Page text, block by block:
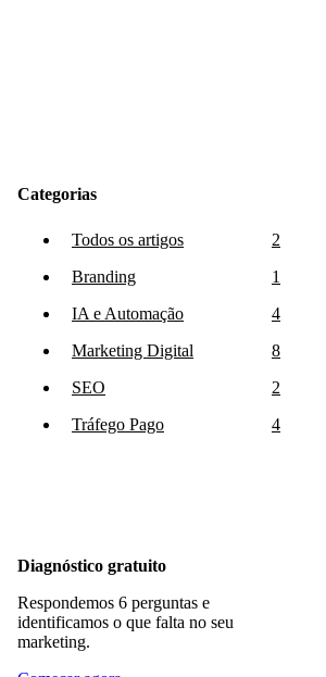
Categorias
Todos os artigos
2
Branding
1
IA e Automação
4
Marketing Digital
8
SEO
2
Tráfego Pago
4
Diagnóstico gratuito
Respondemos 6 perguntas e
identificamos o que falta no seu
marketing.